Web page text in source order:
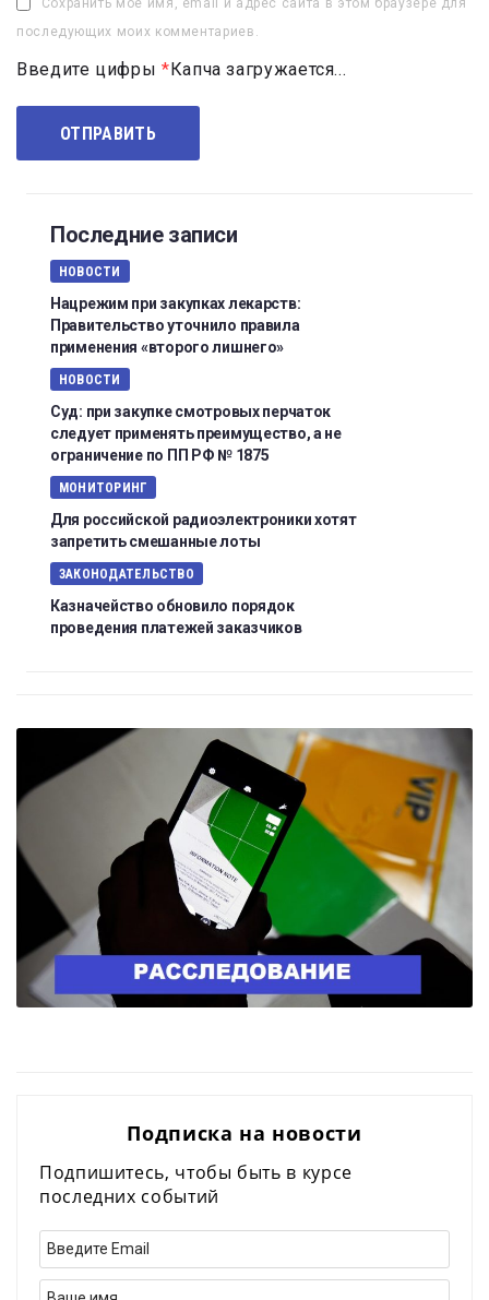
Сохранить моё имя, email и адрес сайта в этом браузере для
последующих моих комментариев.
Введите цифры * Капча загружается...
Последние записи
НОВОСТИ
Нацрежим при закупках лекарств:
Правительство уточнило правила
применения «второго лишнего»
НОВОСТИ
Суд: при закупке смотровых перчаток
следует применять преимущество, а не
ограничение по ПП РФ № 1875
МОНИТОРИНГ
Для российской радиоэлектроники хотят
запретить смешанные лоты
ЗАКОНОДАТЕЛЬСТВО
Казначейство обновило порядок
проведения платежей заказчиков
Подписка на новости
Подпишитесь, чтобы быть в курсе
последних событий